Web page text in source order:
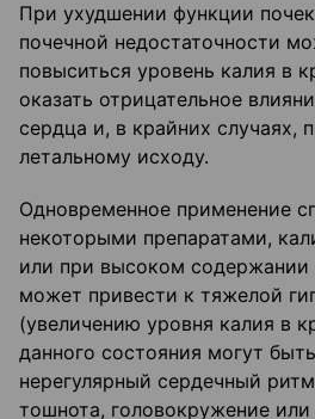
При ухудшении функции
почечной недостаточности
повыситься уровень калия в
оказать отрицательное
сердца и, в крайних случаях,
летальному исходу.
Одновременное применение
некоторыми препаратами,
или при высоком содержании
может привести к тяжелой
(увеличению уровня калия в
данного состояния могут
нерегулярный сердечный
тошнота, головокружение или